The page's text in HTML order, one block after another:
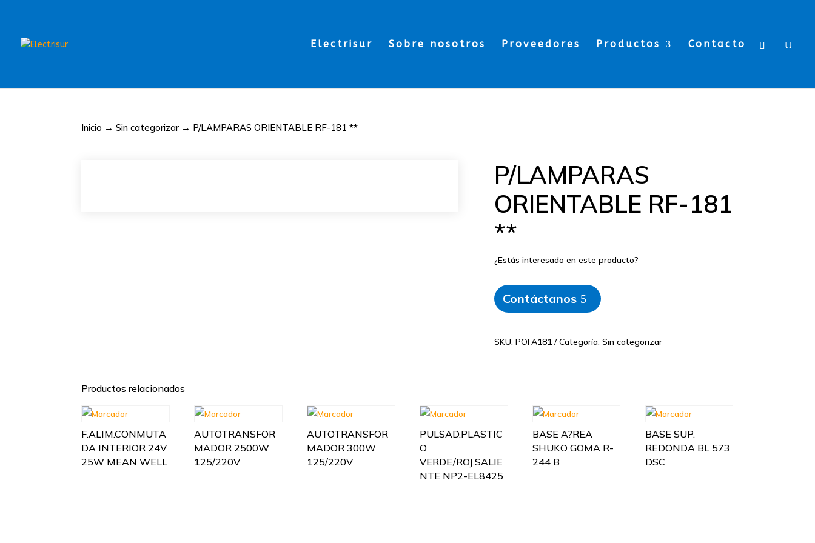
Electrisur Sobre nosotros Proveedores Productos Contacto
Inicio →Sin categorizar → P/LAMPARAS ORIENTABLE RF-181 **
P/LAMPARAS
ORIENTABLE RF-181
**
¿Estás interesado en este producto?
Contáctanos
SKU: POFA181 Categoría: Sin categorizar
Productos relacionados
F.ALIM.CONMUTA
DA INTERIOR 24V
25W MEAN WELL
AUTOTRANSFOR
MADOR 2500W
125/220V
AUTOTRANSFOR
MADOR 300W
125/220V
PULSAD.PLASTIC
O
VERDE/ROJ.SALIE
NTE NP2-EL8425
BASE A?REA
SHUKO GOMA R-
244 B
BASE SUP.
REDONDA BL 573
DSC